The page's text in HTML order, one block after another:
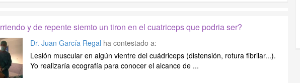
y de repente siemto un tiron en el cuatriceps que podria ser?
Dr. Juan García Regal ha contestado a:
Lesión muscular en algún vientre del cuádriceps (distensión, rotura fibrilar...).
Yo realizaría ecografía para conocer el alcance de ...